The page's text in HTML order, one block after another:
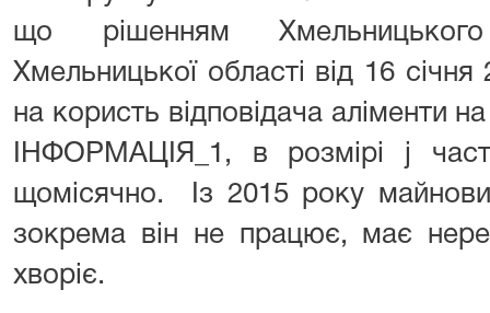
що рішенням
Хмельницької області від 16
на користь відповідача аліменти
ІНФОРМАЦІЯ_1, в розмірі ј
щомісячно. Із 2015 року
зокрема він не працює, має
хворіє.